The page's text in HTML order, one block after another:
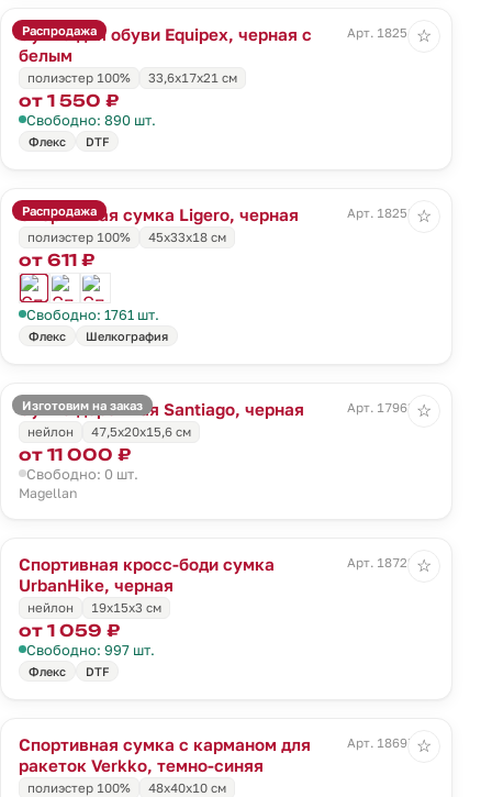
Распродажа
Сумка для обуви Equipex, черная с
белым
Арт. 18254.30
полиэстер 100% 33,6x17x21 см
от 1 550 ₽
Свободно: 890 шт.
Флекс DTF
☆
Распродажа
Спортивная сумка Ligero, черная
Арт. 18258.30
полиэстер 100%
45х33х18 см
от 611 ₽
Свободно: 1761 шт.
Флекс Шелкография
☆
Изготовим на заказ
Сумка дорожная Santiago, черная
Арт. 17963.30
нейлон
47,5х20x15,6 см
от 11 000 ₽
Свободно: 0 шт.
Magellan
☆
Спортивная кросс-боди сумка
UrbanHike, черная
Арт. 18722.30
нейлон 19х15x3 см
от 1 059 ₽
Свободно: 997 шт.
Флекс DTF
☆
Спортивная сумка с карманом для
ракеток Verkko, темно-синяя
Арт. 18697.43
полиэстер 100% 48х40х10 см
☆